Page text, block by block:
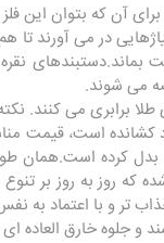
آن که بتوان این
در می آورند
نقره
می شوند.
طلا برابری می کنند.
کشانده است، قیمت
بدل کرده است.همان
که روز به روز بر
تر و با اعتماد
جلوه خارق العاده